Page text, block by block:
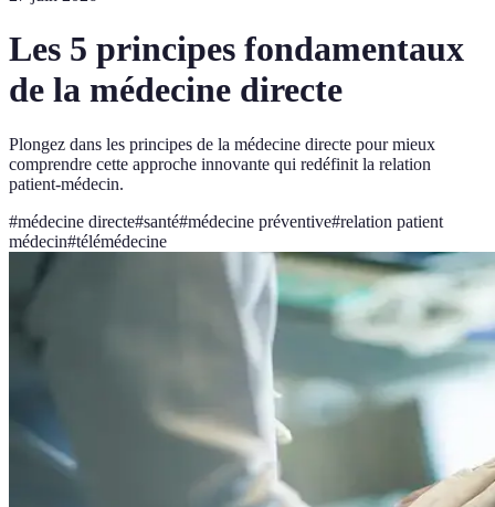
Les 5 principes fondamentaux
de la médecine directe
Plongez dans les principes de la médecine directe pour mieux
comprendre cette approche innovante qui redéfinit la relation
patient-médecin.
#médecine directe#santé#médecine préventive#relation patient
médecin#télémédecine